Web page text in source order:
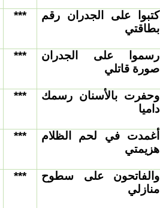
كتبوا على الجدران رقم
بطاقتي
***
رسموا على الجدران
صورة قاتلي
***
وحفرت بالأسنان رسمك
داميا
***
أغمدت في لحم الظلام
هزيمتي
***
والفاتحون على سطوح
منازلي
***